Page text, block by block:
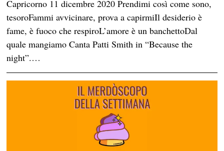
Capricorno 11 dicembre 2020 Prendimi così come sono,
tesoroFammi avvicinare, prova a capirmiIl desiderio è
fame, è fuoco che respiroL’amore è un banchettoDal
quale mangiamo Canta Patti Smith in “Because the
night”.…